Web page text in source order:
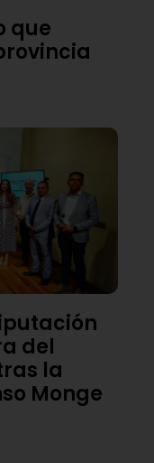
que
del
la
Monge